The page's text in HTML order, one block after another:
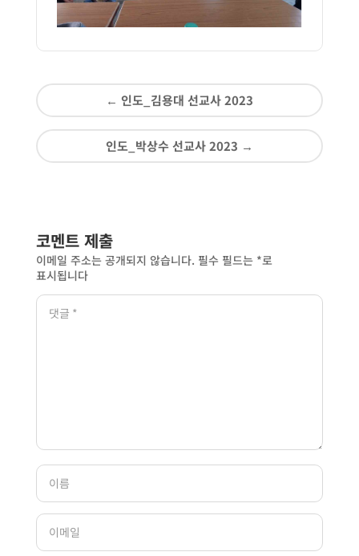
← 인도_김용대 선교사 2023
인도_박상수 선교사 2023 →
코멘트 제출
이메일 주소는 공개되지 않습니다. 필수 필드는 *로
표시됩니다